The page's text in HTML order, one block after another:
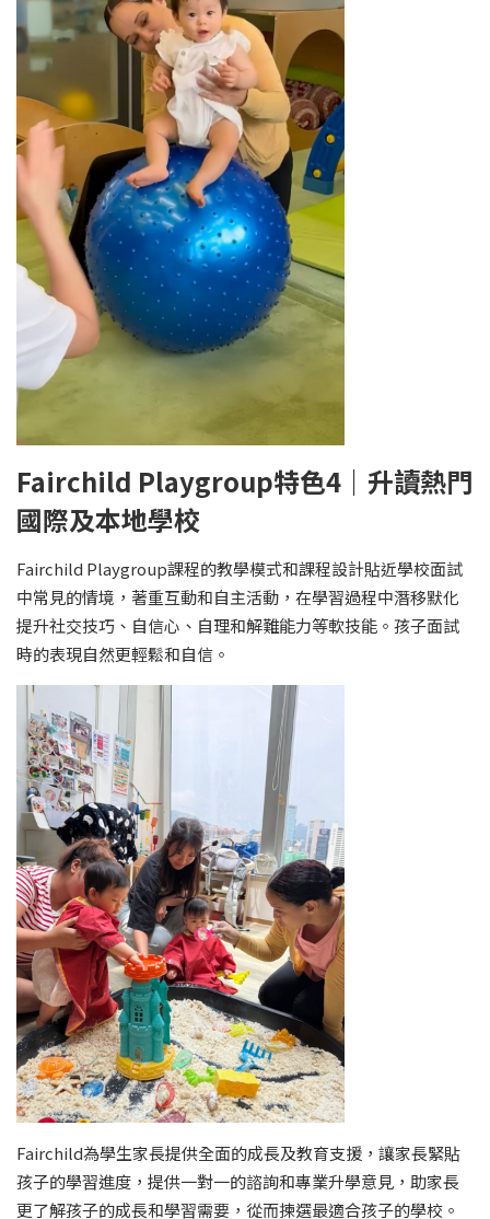
Fairchild Playgroup特色4 ｜ 升讀熱門
國際及本地學校
Fairchild Playgroup課程的教學模式和課程設計貼近學校面試
中常見的情境，著重互動和自主活動，在學習過程中潛移默化
提升社交技巧、自信心、自理和解難能力等軟技能。孩子面試
時的表現自然更輕鬆和自信。
Fairchild為學生家長提供全面的成長及教育支援，讓家長緊貼
孩子的學習進度，提供一對一的諮詢和專業升學意見，助家長
更了解孩子的成長和學習需要，從而揀選最適合孩子的學校。